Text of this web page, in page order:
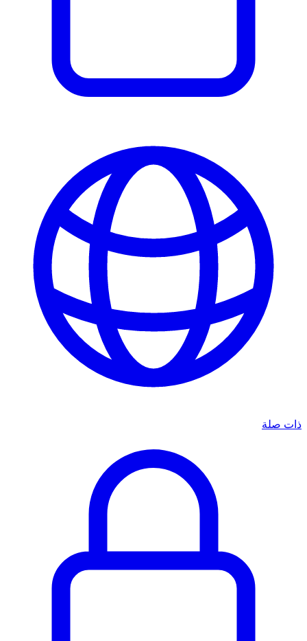
ذات صلة